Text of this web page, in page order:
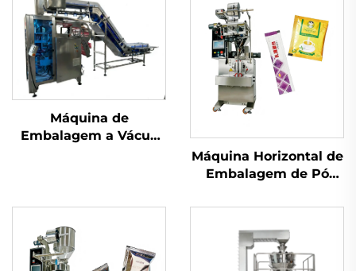
Máquina de
Embalagem a Vácuo
Máquina Horizontal de
Embalagem de Pó